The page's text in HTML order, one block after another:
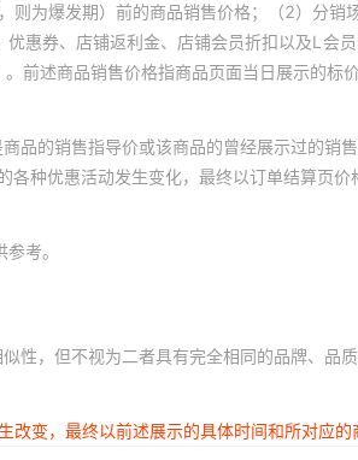
为爆发期）前的商品销售价格；（2）分
惠券、店铺返利金、店铺会员折扣以及L会
前述商品销售价格指商品页面当日展示的
品的销售指导价或该商品的曾经展示过的销
种优惠活动发生变化，最终以订单结算页价
考。
性，但不视为二者具有完全相同的品牌、品
变，最终以前述展示的具体时间和所对应的